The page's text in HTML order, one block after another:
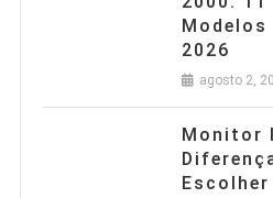
Modelos
2026
agosto 2,
Monitor IPS Ou VA: 7
Escolher